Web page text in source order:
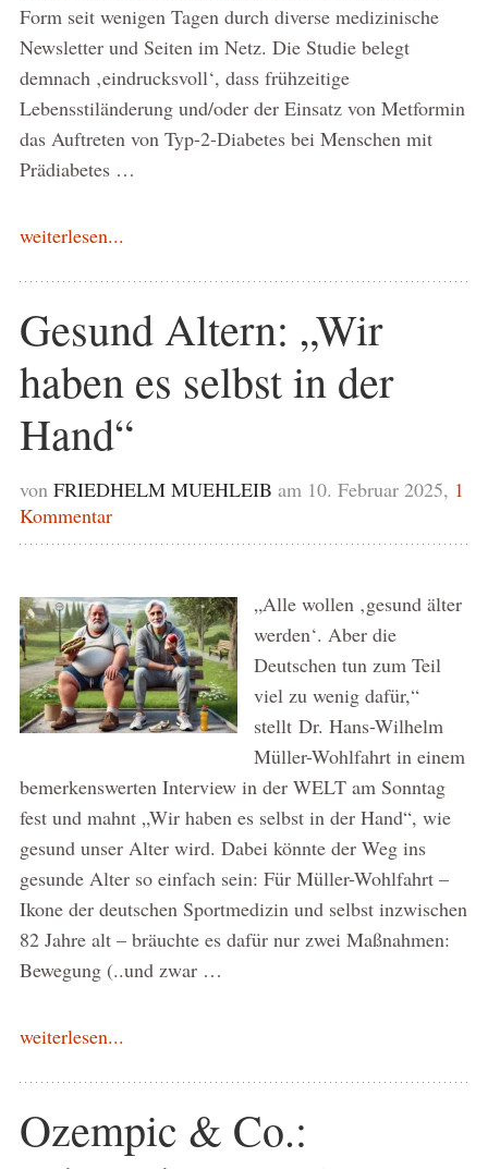
Form seit wenigen Tagen durch diverse medizinische
Newsletter und Seiten im Netz. Die Studie belegt
demnach ‚eindrucksvoll‘, dass frühzeitige
Lebensstiländerung und/oder der Einsatz von Metformin
das Auftreten von Typ-2-Diabetes bei Menschen mit
Prädiabetes …
weiterlesen...
Gesund Altern: „Wir
haben es selbst in der
Hand“
von FRIEDHELM MUEHLEIB am 10. Februar 2025, 1
Kommentar
„Alle wollen ‚gesund älter
werden‘. Aber die
Deutschen tun zum Teil
viel zu wenig dafür,“
stellt Dr. Hans-Wilhelm
Müller-Wohlfahrt in einem
bemerkenswerten Interview in der WELT am Sonntag
fest und mahnt „Wir haben es selbst in der Hand“, wie
gesund unser Alter wird. Dabei könnte der Weg ins
gesunde Alter so einfach sein: Für Müller-Wohlfahrt –
Ikone der deutschen Sportmedizin und selbst inzwischen
82 Jahre alt – bräuchte es dafür nur zwei Maßnahmen:
Bewegung (..und zwar …
weiterlesen...
Ozempic & Co.: